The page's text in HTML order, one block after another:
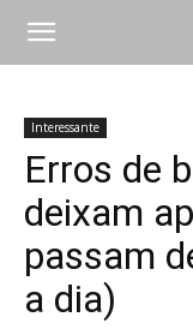
Interessante
Erros de
deixam
passam
a dia)